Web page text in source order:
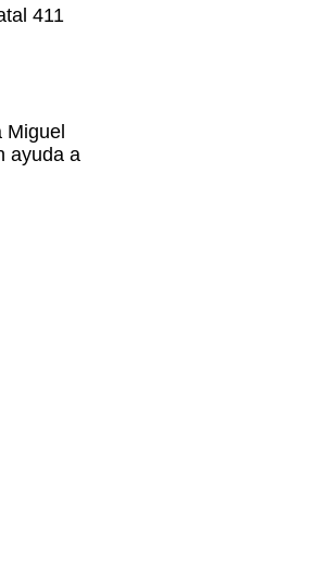
411
Miguel
ayuda a